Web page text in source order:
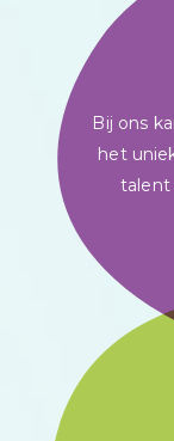
Bij ons
het
talent